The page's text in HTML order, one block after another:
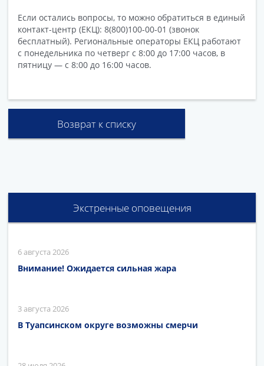
Если остались вопросы, то можно обратиться в единый
контакт-центр (ЕКЦ): 8(800)100-00-01 (звонок
бесплатный). Региональные операторы ЕКЦ работают
с понедельника по четверг с 8:00 до 17:00 часов, в
пятницу — с 8:00 до 16:00 часов.
Возврат к списку
Экстренные оповещения
6 августа 2026
Внимание! Ожидается сильная жара
3 августа 2026
В Туапсинском округе возможны смерчи